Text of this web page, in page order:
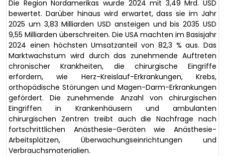
Die Region Nordamerikas wurde 2024 mit 3,49 Mrd. USD
bewertet. Darüber hinaus wird erwartet, dass sie im Jahr
2025 um 3,83 Milliarden USD ansteigen und bis 2035 USD
9,55 Milliarden überschreiten. Die USA machten im Basisjahr
2024 einen höchsten Umsatzanteil von 82,3 % aus. Das
Marktwachstum wird durch das zunehmende Auftreten
chronischer Krankheiten, die chirurgische Eingriffe
erfordern, wie Herz-Kreislauf-Erkrankungen, Krebs,
orthopädische Störungen und Magen-Darm-Erkrankungen
gefördert. Die zunehmende Anzahl von chirurgischen
Eingriffen in Krankenhäusern und ambulanten
chirurgischen Zentren treibt auch die Nachfrage nach
fortschrittlichen Anästhesie-Geräten wie Anästhesie-
Arbeitsplätzen, Überwachungseinrichtungen und
Verbrauchsmaterialien.